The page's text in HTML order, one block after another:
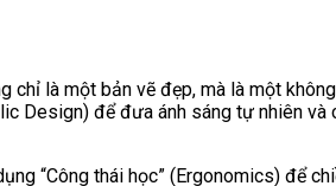
là một bản vẽ đẹp, mà là một
Design) để đưa ánh sáng tự nhiên
“Công thái học” (Ergonomics) để